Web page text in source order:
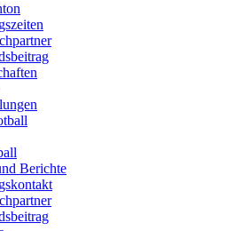
Berichte